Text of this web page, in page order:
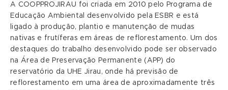
A COOPPROJIRAU foi criada em 2010 pelo Programa de
Educação Ambiental desenvolvido pela ESBR e está
ligado à produção, plantio e manutenção de mudas
nativas e frutíferas em áreas de reflorestamento. Um dos
destaques do trabalho desenvolvido pode ser observado
na Área de Preservação Permanente (APP) do
reservatório da UHE Jirau, onde há previsão de
reflorestamento em uma área de aproximadamente três